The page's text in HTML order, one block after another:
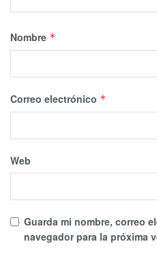
Nombre *
Correo electrónico *
Web
Guarda mi nombre, correo
navegador para la próxima